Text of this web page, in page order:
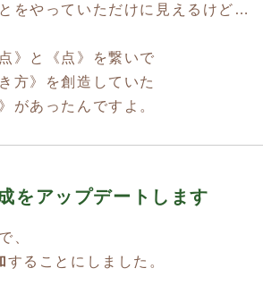
をやっていただけに見えるけど…
》と《点》を繋いで
方》を創造していた
があったんですよ。
をアップデートします
、
することにしました。